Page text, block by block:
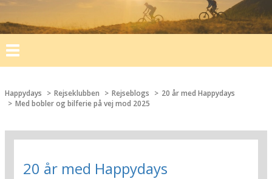
Toggle
navigation
Happydays Rejseklubben Rejseblogs
20 år med Happydays
Med bobler og bilferie på vej mod 2025
20 år med Happydays